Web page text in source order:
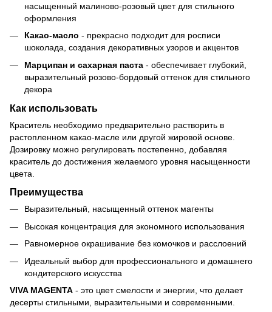
насыщенный малиново-розовый цвет для стильного
оформления
Какао-масло - прекрасно подходит для росписи
шоколада, создания декоративных узоров и акцентов
Марципан и сахарная паста - обеспечивает глубокий,
выразительный розово-бордовый оттенок для стильного
декора
Как использовать
Краситель необходимо предварительно растворить в
растопленном какао-масле или другой жировой основе.
Дозировку можно регулировать постепенно, добавляя
краситель до достижения желаемого уровня насыщенности
цвета.
Преимущества
Выразительный, насыщенный оттенок магенты
Высокая концентрация для экономного использования
Равномерное окрашивание без комочков и расслоений
Идеальный выбор для профессионального и домашнего
кондитерского искусства
VIVA MAGENTA - это цвет смелости и энергии, что делает
десерты стильными, выразительными и современными.